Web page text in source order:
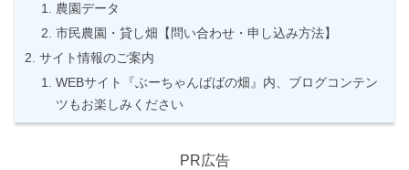
農園データ
市民農園・貸し畑【問い合わせ・申し込み方法】
サイト情報のご案内
WEBサイト『ぶーちゃんばばの畑』内、ブログコンテン
ツもお楽しみください
PR広告